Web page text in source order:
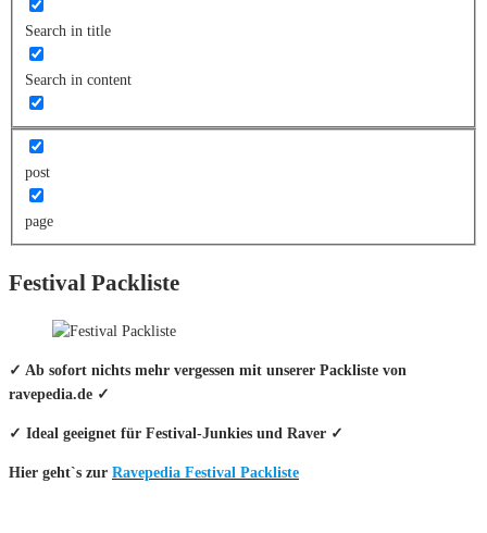
Search in title
Search in content
post
page
Festival Packliste
✓ Ab sofort nichts mehr vergessen mit unserer Packliste von
ravepedia.de ✓
✓ Ideal geeignet für Festival-Junkies und Raver ✓
Hier geht`s zur Ravepedia Festival Packliste